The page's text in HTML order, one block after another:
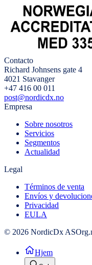
Contacto
Richard Johnsens gate 4
4021 Stavanger
+47 416 00 011
post@nordicdx.no
Empresa
Sobre nosotros
Servicios
Segmentos
Actualidad
Legal
Términos de venta
Envíos y
Privacidad
EULA
© 2026 NordicDx AS
Hjem